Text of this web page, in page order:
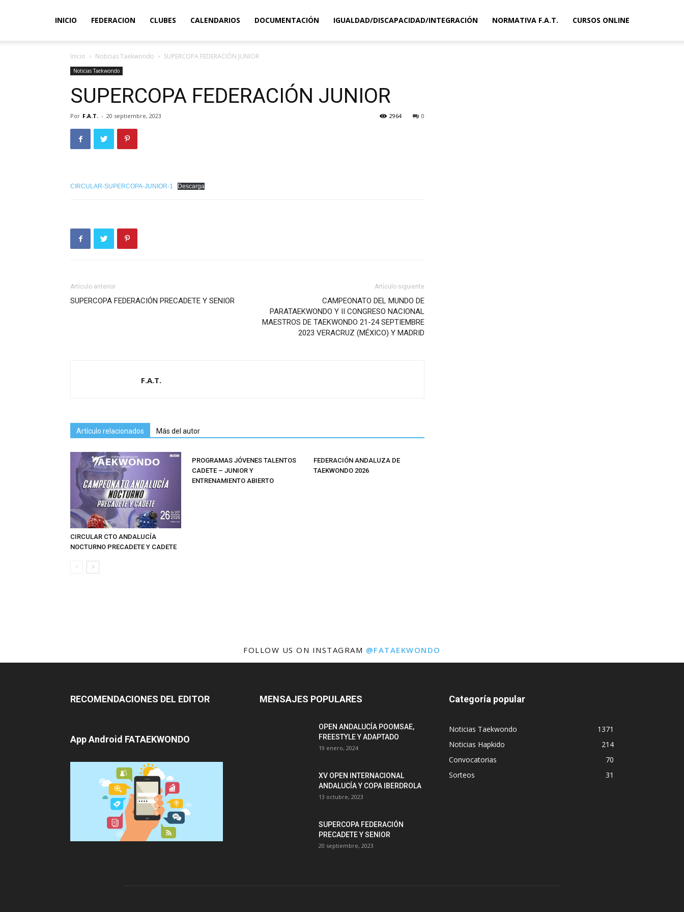
INICIO FEDERACION CLUBES CALENDARIOS DOCUMENTACIÓN IGUALDAD/DISCAPACIDAD/INTEGRACIÓN NORMATIVA F.A.T. CURSOS ONLINE
Inicio Noticias Taekwondo SUPERCOPA FEDERACIÓN JUNIOR
Noticias Taekwondo
SUPERCOPA FEDERACIÓN JUNIOR
Por F.A.T. - 20 septiembre, 2023 0
2964
CIRCULAR-SUPERCOPA-JUNIOR-1 Descarga
Artículo anterior
SUPERCOPA FEDERACIÓN PRECADETE Y SENIOR
Artículo siguiente
CAMPEONATO DEL MUNDO DE
PARATAEKWONDO Y II CONGRESO NACIONAL
MAESTROS DE TAEKWONDO 21-24 SEPTIEMBRE
2023 VERACRUZ (MÉXICO) Y MADRID
F.A.T.
Artículo relacionados Más del autor
CIRCULAR CTO ANDALUCÍA
NOCTURNO PRECADETE Y CADETE
PROGRAMAS JÓVENES TALENTOS
CADETE – JUNIOR Y
ENTRENAMIENTO ABIERTO
FEDERACIÓN ANDALUZA DE
TAEKWONDO 2026
FOLLOW US ON INSTAGRAM @FATAEKWONDO
RECOMENDACIONES DEL EDITOR
App Android FATAEKWONDO
MENSAJES POPULARES
OPEN ANDALUCÍA POOMSAE,
FREESTYLE Y ADAPTADO
19 enero, 2024
XV OPEN INTERNACIONAL
ANDALUCÍA Y COPA IBERDROLA
13 octubre, 2023
SUPERCOPA FEDERACIÓN
PRECADETE Y SENIOR
20 septiembre, 2023
Categoría popular
Noticias Taekwondo
1371
Noticias Hapkido
214
Convocatorias
70
Sorteos
31